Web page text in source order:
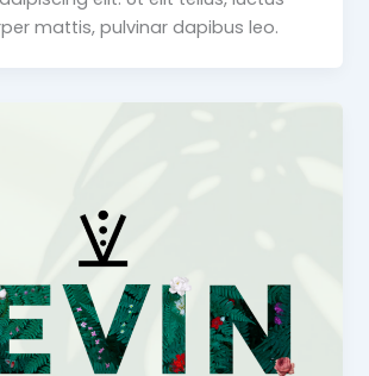
mattis, pulvinar dapibus leo.